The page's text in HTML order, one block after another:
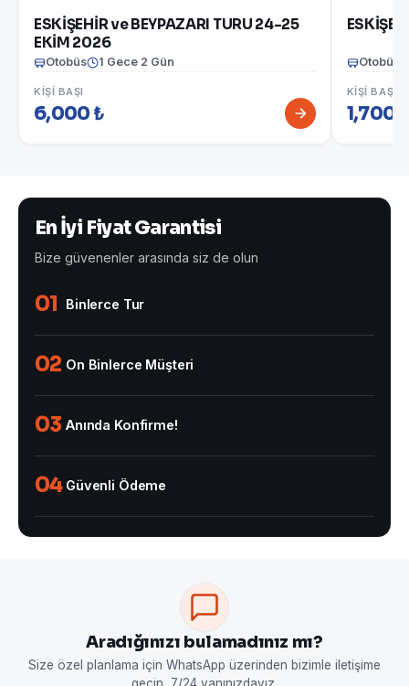
ESKİŞEHİR ve BEYPAZARI TURU 24-25
EKİM 2026
Otobüs 1 Gece 2 Gün
KIŞI BAŞI
6,000 ₺
Otobüs
KIŞI BAŞI
1,700 ₺
En İyi Fiyat Garantisi
Bize güvenenler arasında siz de olun
01 Binlerce Tur
02 On Binlerce Müşteri
03 Anında Konfirme!
04 Güvenli Ödeme
Aradığınızı bulamadınız mı?
Size özel planlama için WhatsApp üzerinden bizimle iletişime